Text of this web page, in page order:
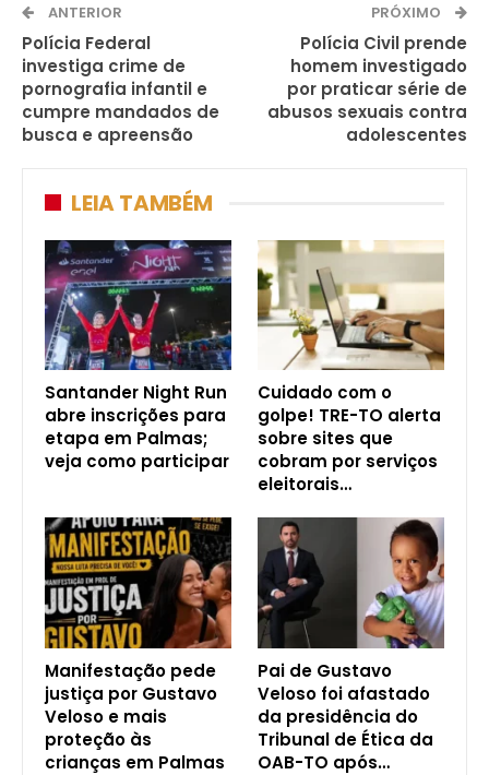
ANTERIOR
Polícia Federal
investiga crime de
pornografia infantil e
cumpre mandados de
busca e apreensão
PRÓXIMO
Polícia Civil prende
homem investigado
por praticar série de
abusos sexuais contra
adolescentes
LEIA TAMBÉM
Santander Night Run
abre inscrições para
etapa em Palmas;
veja como participar
Cuidado com o
golpe! TRE-TO alerta
sobre sites que
cobram por serviços
eleitorais…
Manifestação pede
justiça por Gustavo
Veloso e mais
proteção às
crianças em Palmas
Pai de Gustavo
Veloso foi afastado
da presidência do
Tribunal de Ética da
OAB-TO após…